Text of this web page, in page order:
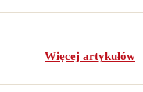
Więcej artykułów